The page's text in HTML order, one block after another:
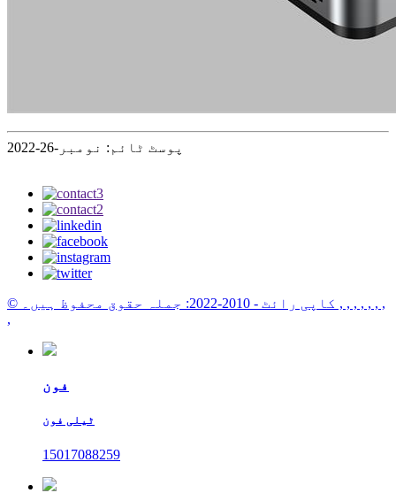
پوسٹ ٹائم: نومبر-26-2022
© کاپی رائٹ - 2010-2022: جملہ حقوق محفوظ ہیں۔ , , , , , , ,
,
فون
ٹیلی فون
15017088259